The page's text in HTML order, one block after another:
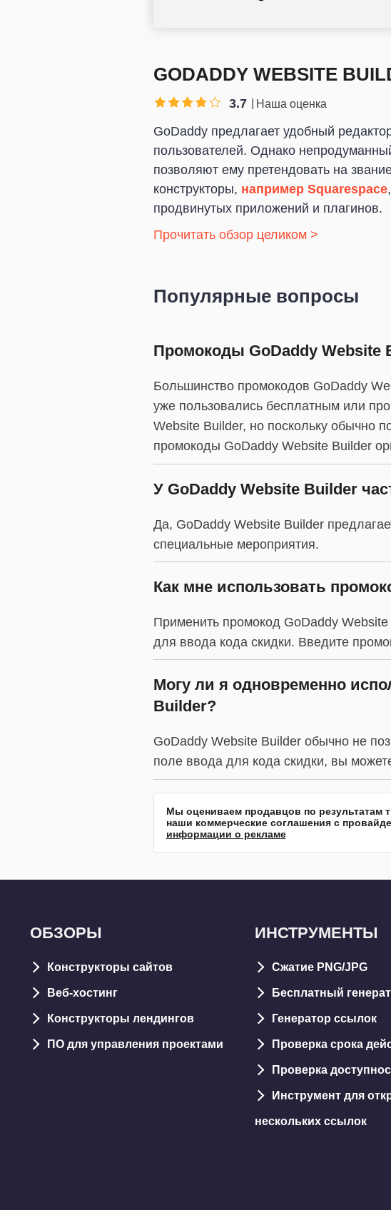
GODADDY WEBSITE
3.7 Наша оценка
GoDaddy предлагает удобный
пользователей. Однако
позволяют ему претендовать на
конструкторы, например Squarespace
продвинутых приложений и плагинов.
Прочитать обзор целиком >
Популярные вопросы
Промокоды GoDaddy Website
Большинство промокодов GoDaddy
уже пользовались бесплатным или
Website Builder, но поскольку обычно
промокоды GoDaddy Website Builder
У GoDaddy Website Builder
Да, GoDaddy Website Builder
специальные мероприятия.
Как мне использовать
Применить промокод GoDaddy
для ввода кода скидки. Введите
Могу ли я одновременно
Builder?
GoDaddy Website Builder обычно не
поле ввода для кода скидки, вы
Мы оцениваем продавцов по результатам
наши коммерческие соглашения с
информации о рекламе
ОБЗОРЫ
Конструкторы сайтов
Веб-хостинг
Конструкторы лендингов
ПО для управления проектами
ИНСТРУМЕНТЫ
Сжатие PNG/JPG
Бесплатный
Генератор ссылок
Проверка срока
Проверка
Инструмент для
нескольких ссылок